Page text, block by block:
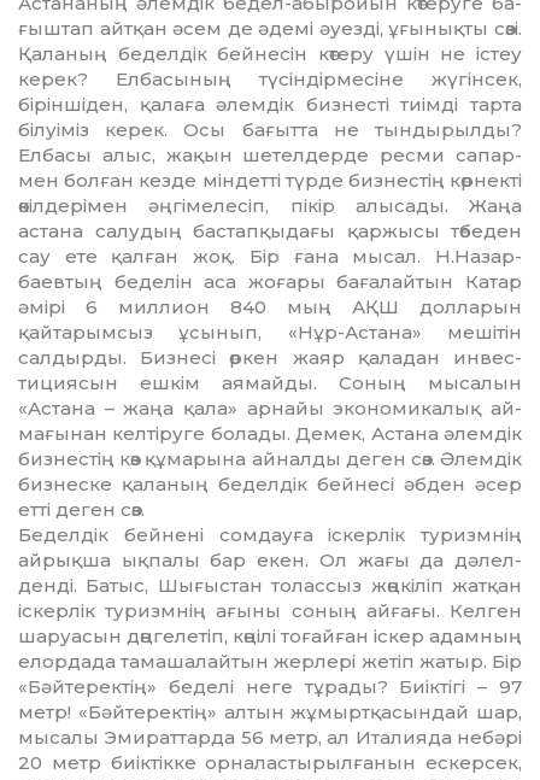
ғыш­тап айтқан әсем де әдемі әуез­ді, ұғынықты сөзі.
Қаланың бе­делдік бейнесін көтеру үшін не істеу
керек? Елбасының түсін­дір­месіне жүгінсек,
біріншіден, қа­лаға әлемдік бизнесті тиімді тар­та
білуіміз керек. Осы бағытта не тындырылды?
Елбасы алыс, жа­қын шетелдерде ресми сапар­
мен болған кезде міндетті түрде биз­нестің көрнекті
өкілдерімен әң­гі­мелесіп, пікір алысады. Жаңа
астана салудың бастап­қы­дағы қаржысы төбеден
сау ете қал­ған жоқ. Бір ғана мысал. Н.Назар­
баевтың беделін аса жо­ғары бағалайтын Катар
әмірі 6 мил­лион 840 мың АҚШ долла­рын
қайтарымсыз ұсынып, «Нұр-Астана» мешітін
салдыр­ды. Бизнесі өркен жаяр қаладан ин­вес­
тициясын ешкім аямайды. Со­ның мысалын
«Астана – жаңа қа­ла» арнайы экономикалық ай­
мағынан келтіруге болады. Де­мек, Астана әлемдік
бизнестің көз құмарына айналды деген сөз. Әлем­дік
бизнеске қаланың бе­дел­дік бейнесі әбден әсер
етті деген сөз.
Беделдік бейнені сомдауға іс­керлік туризмнің
айрықша ық­палы бар екен. Ол жағы да дә­лел­
денді. Батыс, Шығыстан то­лассыз жөңкіліп жатқан
іскерлік туризмнің ағыны соның айғағы. Келген
шаруасын дөңгелетіп, көңілі тоғайған іскер адамның
елордада тамашалайтын жерлері жетіп жатыр. Бір
«Бәйтеректің» беделі неге тұрады? Биіктігі – 97
метр! «Бәйтеректің» алтын жұ­мырт­қасындай шар,
мысалы Эми­раттарда 56 метр, ал Ита­лия­да небәрі
20 метр биіктікке ор­наластырылғанын ескерсек,